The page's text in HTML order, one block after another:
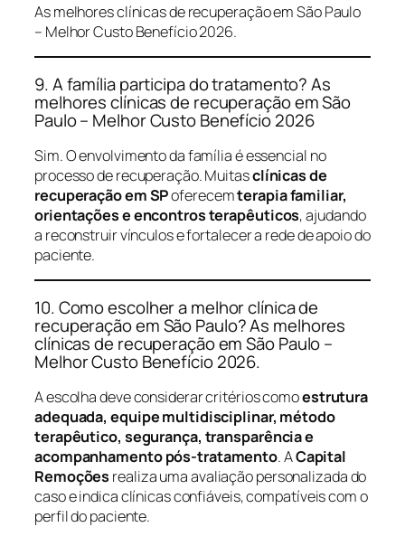
As melhores clínicas de recuperação em São Paulo
– Melhor Custo Benefício 2026.
9. A família participa do tratamento? As
melhores clínicas de recuperação em São
Paulo – Melhor Custo Benefício 2026
Sim. O envolvimento da família é essencial no
processo de recuperação. Muitasclínicas de
recuperação em SPoferecemterapia familiar,
orientações e encontros terapêuticos, ajudando
a reconstruir vínculos e fortalecer a rede de apoio do
paciente.
10. Como escolher a melhor clínica de
recuperação em São Paulo? As melhores
clínicas de recuperação em São Paulo –
Melhor Custo Benefício 2026.
A escolha deve considerar critérios comoestrutura
adequada, equipe multidisciplinar, método
terapêutico, segurança, transparência e
acompanhamento pós-tratamento. ACapital
Remoções realiza uma avaliação personalizada do
caso e indica clínicas confiáveis, compatíveis com o
perfil do paciente.